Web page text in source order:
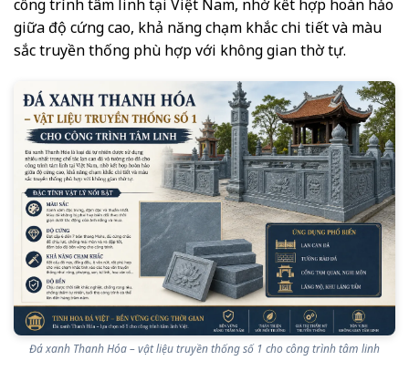
công trình tâm linh tại Việt Nam, nhờ kết hợp hoàn hảo
giữa độ cứng cao, khả năng chạm khắc chi tiết và màu
sắc truyền thống phù hợp với không gian thờ tự.
Đá xanh Thanh Hóa – vật liệu truyền thống số 1 cho công trình tâm linh